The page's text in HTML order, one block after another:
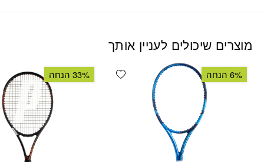
מוצרים שיכולים לעניין אותך
Add wishlist 6% הנחה 33% הנחה